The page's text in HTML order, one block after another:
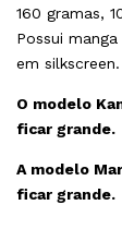
160 gramas,
Possui
em silkscreen.
O modelo
ficar grande.
A modelo
ficar grande.